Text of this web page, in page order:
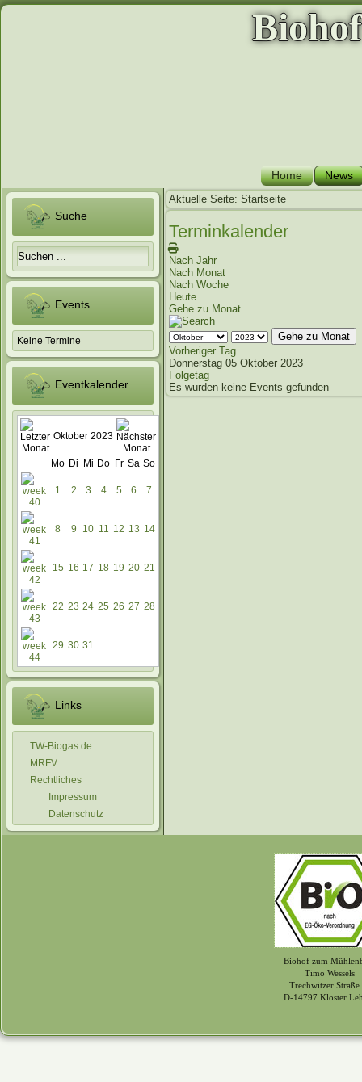
Home News
Suche
Events
Keine Termine
Eventkalender
Oktober 2023
Mo Di Mi Do Fr Sa So
1 2 3 4 5 6 7
8 9 10 11 12 13 14
15 16 17 18 19 20 21
22 23 24 25 26 27 28
29 30 31
Links
TW-Biogas.de
MRFV
Rechtliches
Impressum
Datenschutz
Aktuelle Seite: Startseite
Terminkalender
Nach Jahr
Nach Monat
Nach Woche
Heute
Gehe zu Monat
Gehe zu Monat
Vorheriger Tag
Donnerstag 05 Oktober 2023
Folgetag
Es wurden keine Events gefunden
Biohof zum
Timo Wessels
Trechwitzer Straße
D-14797 Kloster